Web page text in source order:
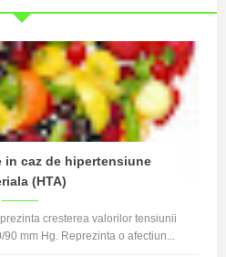
in caz de hipertensiune
(HTA)
cresterea valorilor tensiunii
mm Hg. Reprezinta o afectiun...